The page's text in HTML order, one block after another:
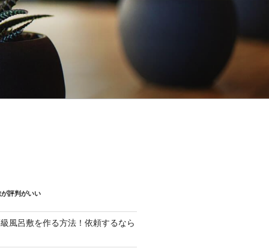
評判がいい
風呂敷を作る方法！依頼するなら